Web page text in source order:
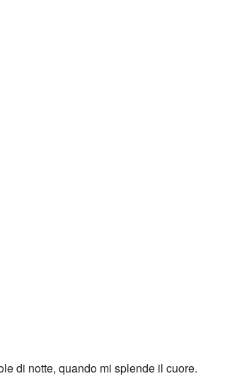
di notte, quando mi splende il cuore.